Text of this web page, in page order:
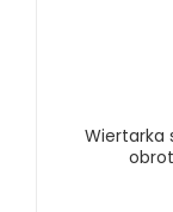
Wiertarka